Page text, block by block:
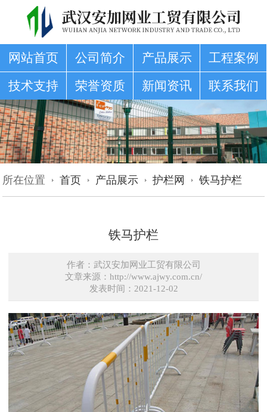
网站首页 公司简介 产品展示
工程案例
技术支持
荣誉资质 新闻资讯 联系我们
所在位置 首页 产品展示 护栏网 铁马护栏
铁马护栏
作者：武汉安加网业工贸有限公司
文章来源：http://www.ajwy.com.cn/
发表时间：2021-12-02